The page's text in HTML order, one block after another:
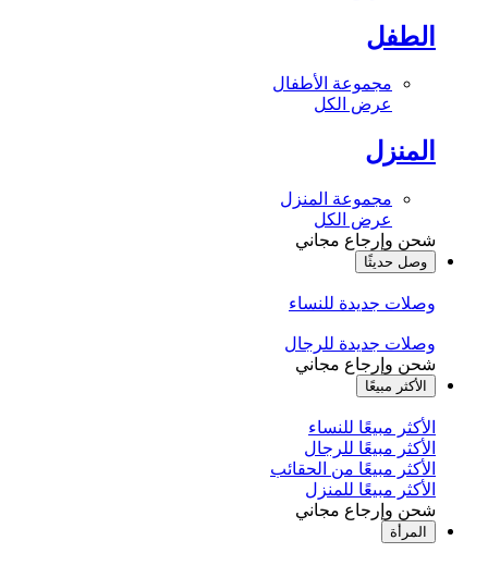
الطفل
مجموعة الأطفال
عرض الكل
المنزل
مجموعة المنزل
عرض الكل
شحن وإرجاع مجاني
وصل حديثًا
وصلات جديدة للنساء
وصلات جديدة للرجال
شحن وإرجاع مجاني
الأكثر مبيعًا
الأكثر مبيعًا للنساء
الأكثر مبيعًا للرجال
الأكثر مبيعًا من الحقائب
الأكثر مبيعًا للمنزل
شحن وإرجاع مجاني
المرأة